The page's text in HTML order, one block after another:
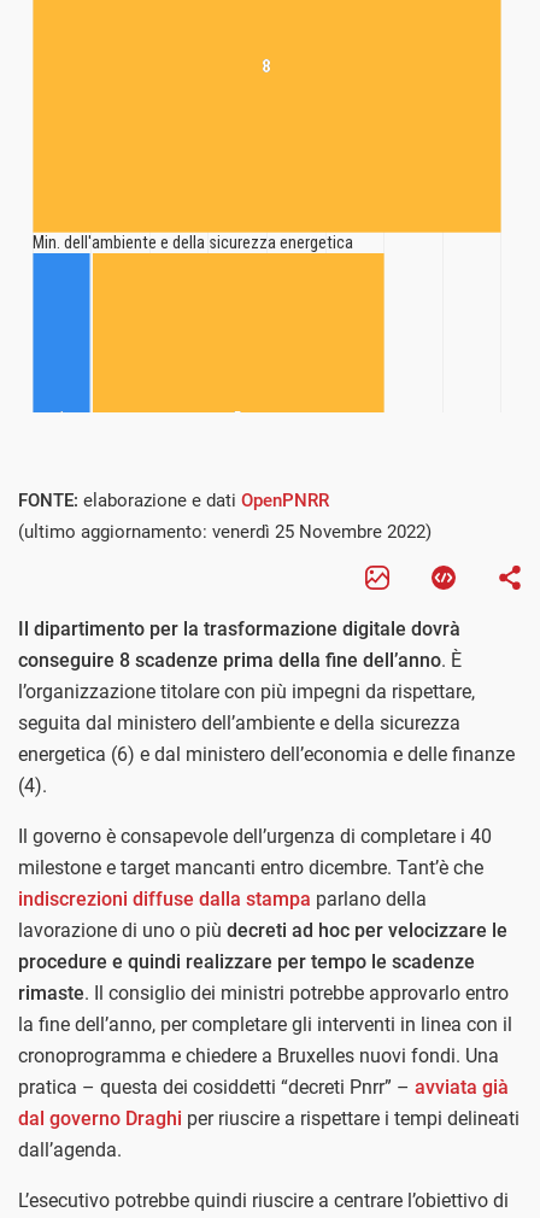
FONTE: elaborazione e dati OpenPNRR
(ultimo aggiornamento: venerdì 25 Novembre 2022)
Il dipartimento per la trasformazione digitale dovrà
conseguire 8 scadenze prima della fine dell’anno. È
l’organizzazione titolare con più impegni da rispettare,
seguita dal ministero dell’ambiente e della sicurezza
energetica (6) e dal ministero dell’economia e delle finanze
(4).
Il governo è consapevole dell’urgenza di completare i 40
milestone e target mancanti entro dicembre. Tant’è che
indiscrezioni diffuse dalla stampa parlano della
lavorazione di uno o più decreti ad hoc per velocizzare le
procedure e quindi realizzare per tempo le scadenze
rimaste. Il consiglio dei ministri potrebbe approvarlo entro
la fine dell’anno, per completare gli interventi in linea con il
cronoprogramma e chiedere a Bruxelles nuovi fondi. Una
pratica – questa dei cosiddetti “decreti Pnrr” – avviata già
dal governo Draghi per riuscire a rispettare i tempi delineati
dall’agenda.
L’esecutivo potrebbe quindi riuscire a centrare l’obiettivo di